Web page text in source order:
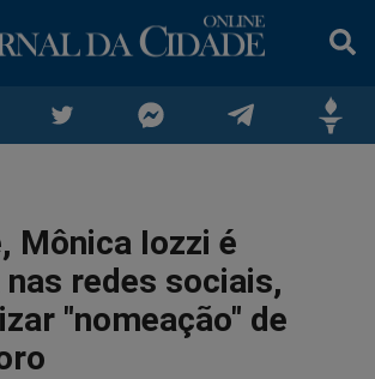
no
Twitter
no
Messenger
no
Telegram
Mônica Iozzi é
redes sociais,
"nomeação" de